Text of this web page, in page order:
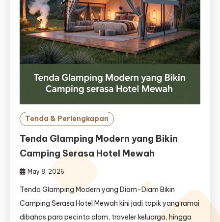
Tenda & Perlengkapan
Tenda Glamping Modern yang Bikin
Camping Serasa Hotel Mewah
May 8, 2026
Tenda Glamping Modern yang Diam-Diam Bikin
Camping Serasa Hotel Mewah kini jadi topik yang ramai
dibahas para pecinta alam, traveler keluarga, hingga